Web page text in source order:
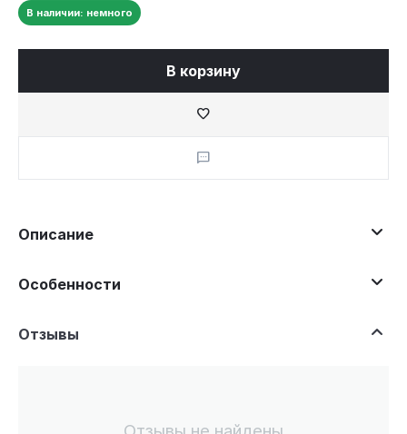
В наличии: немного
В корзину
Описание
Особенности
Отзывы